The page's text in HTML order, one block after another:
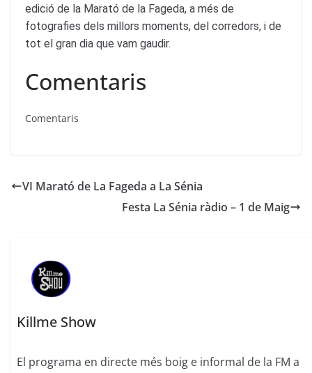
edició de la Marató de la Fageda, a més de
fotografies dels millors moments, del corredors, i de
tot el gran dia que vam gaudir.
Comentaris
Comentaris
VI Marató de La Fageda a La Sénia
Festa La Sénia ràdio – 1 de Maig
Killme Show
El programa en directe més boig e informal de la FM a